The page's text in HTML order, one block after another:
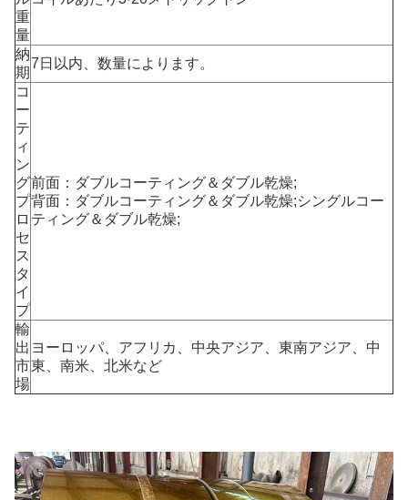
重
量
納
期
7日以内、数量によります。
コ
ー
テ
ィ
ン
グ
プ
ロ
セ
ス
タ
イ
プ
前面：ダブルコーティング＆ダブル乾燥;
背面：ダブルコーティング＆ダブル乾燥;シングルコー
ティング＆ダブル乾燥;
輸
出
市
場
ヨーロッパ、アフリカ、中央アジア、東南アジア、中
東、南米、北米など